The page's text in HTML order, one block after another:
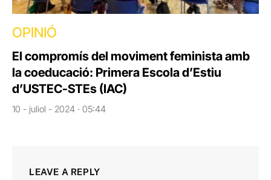
OPINIÓ
El compromís del moviment feminista amb
la coeducació: Primera Escola d’Estiu
d’USTEC-STEs (IAC)
10 - juliol - 2024 · 05:44
LEAVE A REPLY